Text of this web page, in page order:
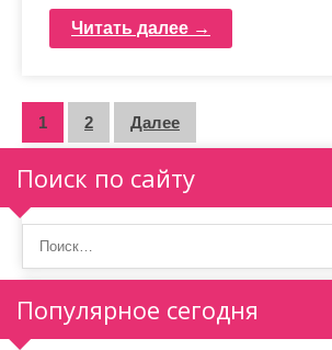
Читать далее →
П
а
г
и
н
а
1 2 Далее
Поиск по сайту
Популярное сегодня